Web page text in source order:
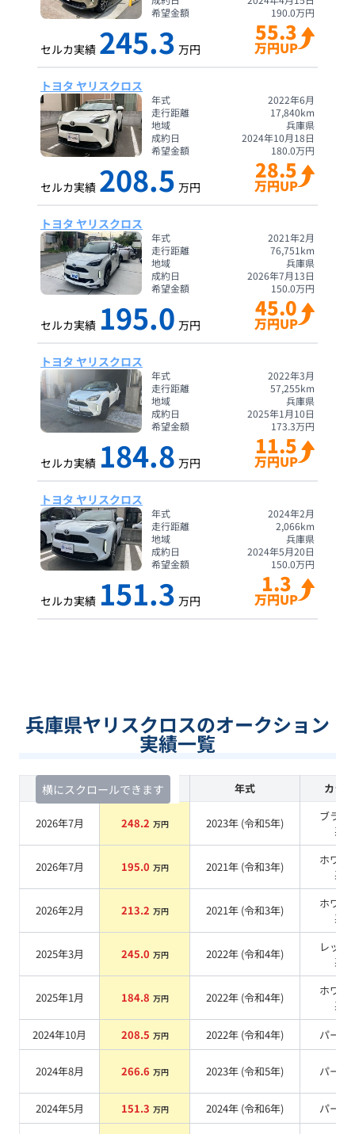
希望金額
190.0万円
セルカ実績 245.3 万円
55.3
万円UP
トヨタ ヤリスクロス
年式
2022年6月
走行距離
17,840km
地域
兵庫県
成約日
2024年10月18日
希望金額
180.0万円
セルカ実績 208.5 万円
28.5
万円UP
トヨタ ヤリスクロス
年式
2021年2月
走行距離
76,751 km
地域
兵庫県
成約日
2026年7月13日
希望金額
150.0万円
セルカ実績 195.0 万円
45.0
万円UP
トヨタ ヤリスクロス
年式
2022年3月
走行距離
57,255km
地域
兵庫県
成約日
2025年1月10日
希望金額
173.3万円
セルカ実績 184.8 万円
11.5
万円UP
トヨタ ヤリスクロス
年式
2024年2月
走行距離
2,066km
地域
兵庫県
成約日
2024年5月20日
希望金額
150.0万円
セルカ実績 151.3 万円
1.3
万円UP
兵庫県ヤリスクロスのオークション
実績一覧
横にスクロールできます
査定時期 セルカ実績 年式 カラー
2026年7月 248.2 万円 2023年 (令和5年)
ブラッ
系
2026年7月 195.0 万円 2021年 (令和3年)
ホワイ
系
2026年2月 213.2 万円 2021年 (令和3年)
ホワイ
系
2025年3月 245.0 万円 2022年 (令和4年)
レッ
系
2025年1月 184.8 万円 2022年 (令和4年)
ホワイ
系
2024年10月
208.5 万円 2022年 (令和4年) パール
2024年8月 266.6 万円 2023年 (令和5年) パール
2024年5月 151.3 万円 2024年 (令和6年) パール